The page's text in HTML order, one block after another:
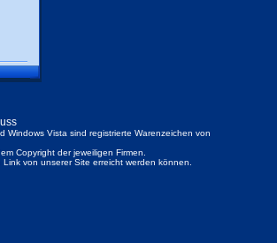
Windows Vista sind registrierte Warenzeichen von
Copyright der jeweiligen Firmen.
von unserer Site erreicht werden können.